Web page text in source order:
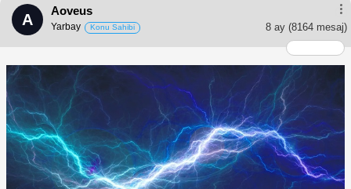
A
Aoveus
8 ay (8164 mesaj)
Yarbay Konu Sahibi